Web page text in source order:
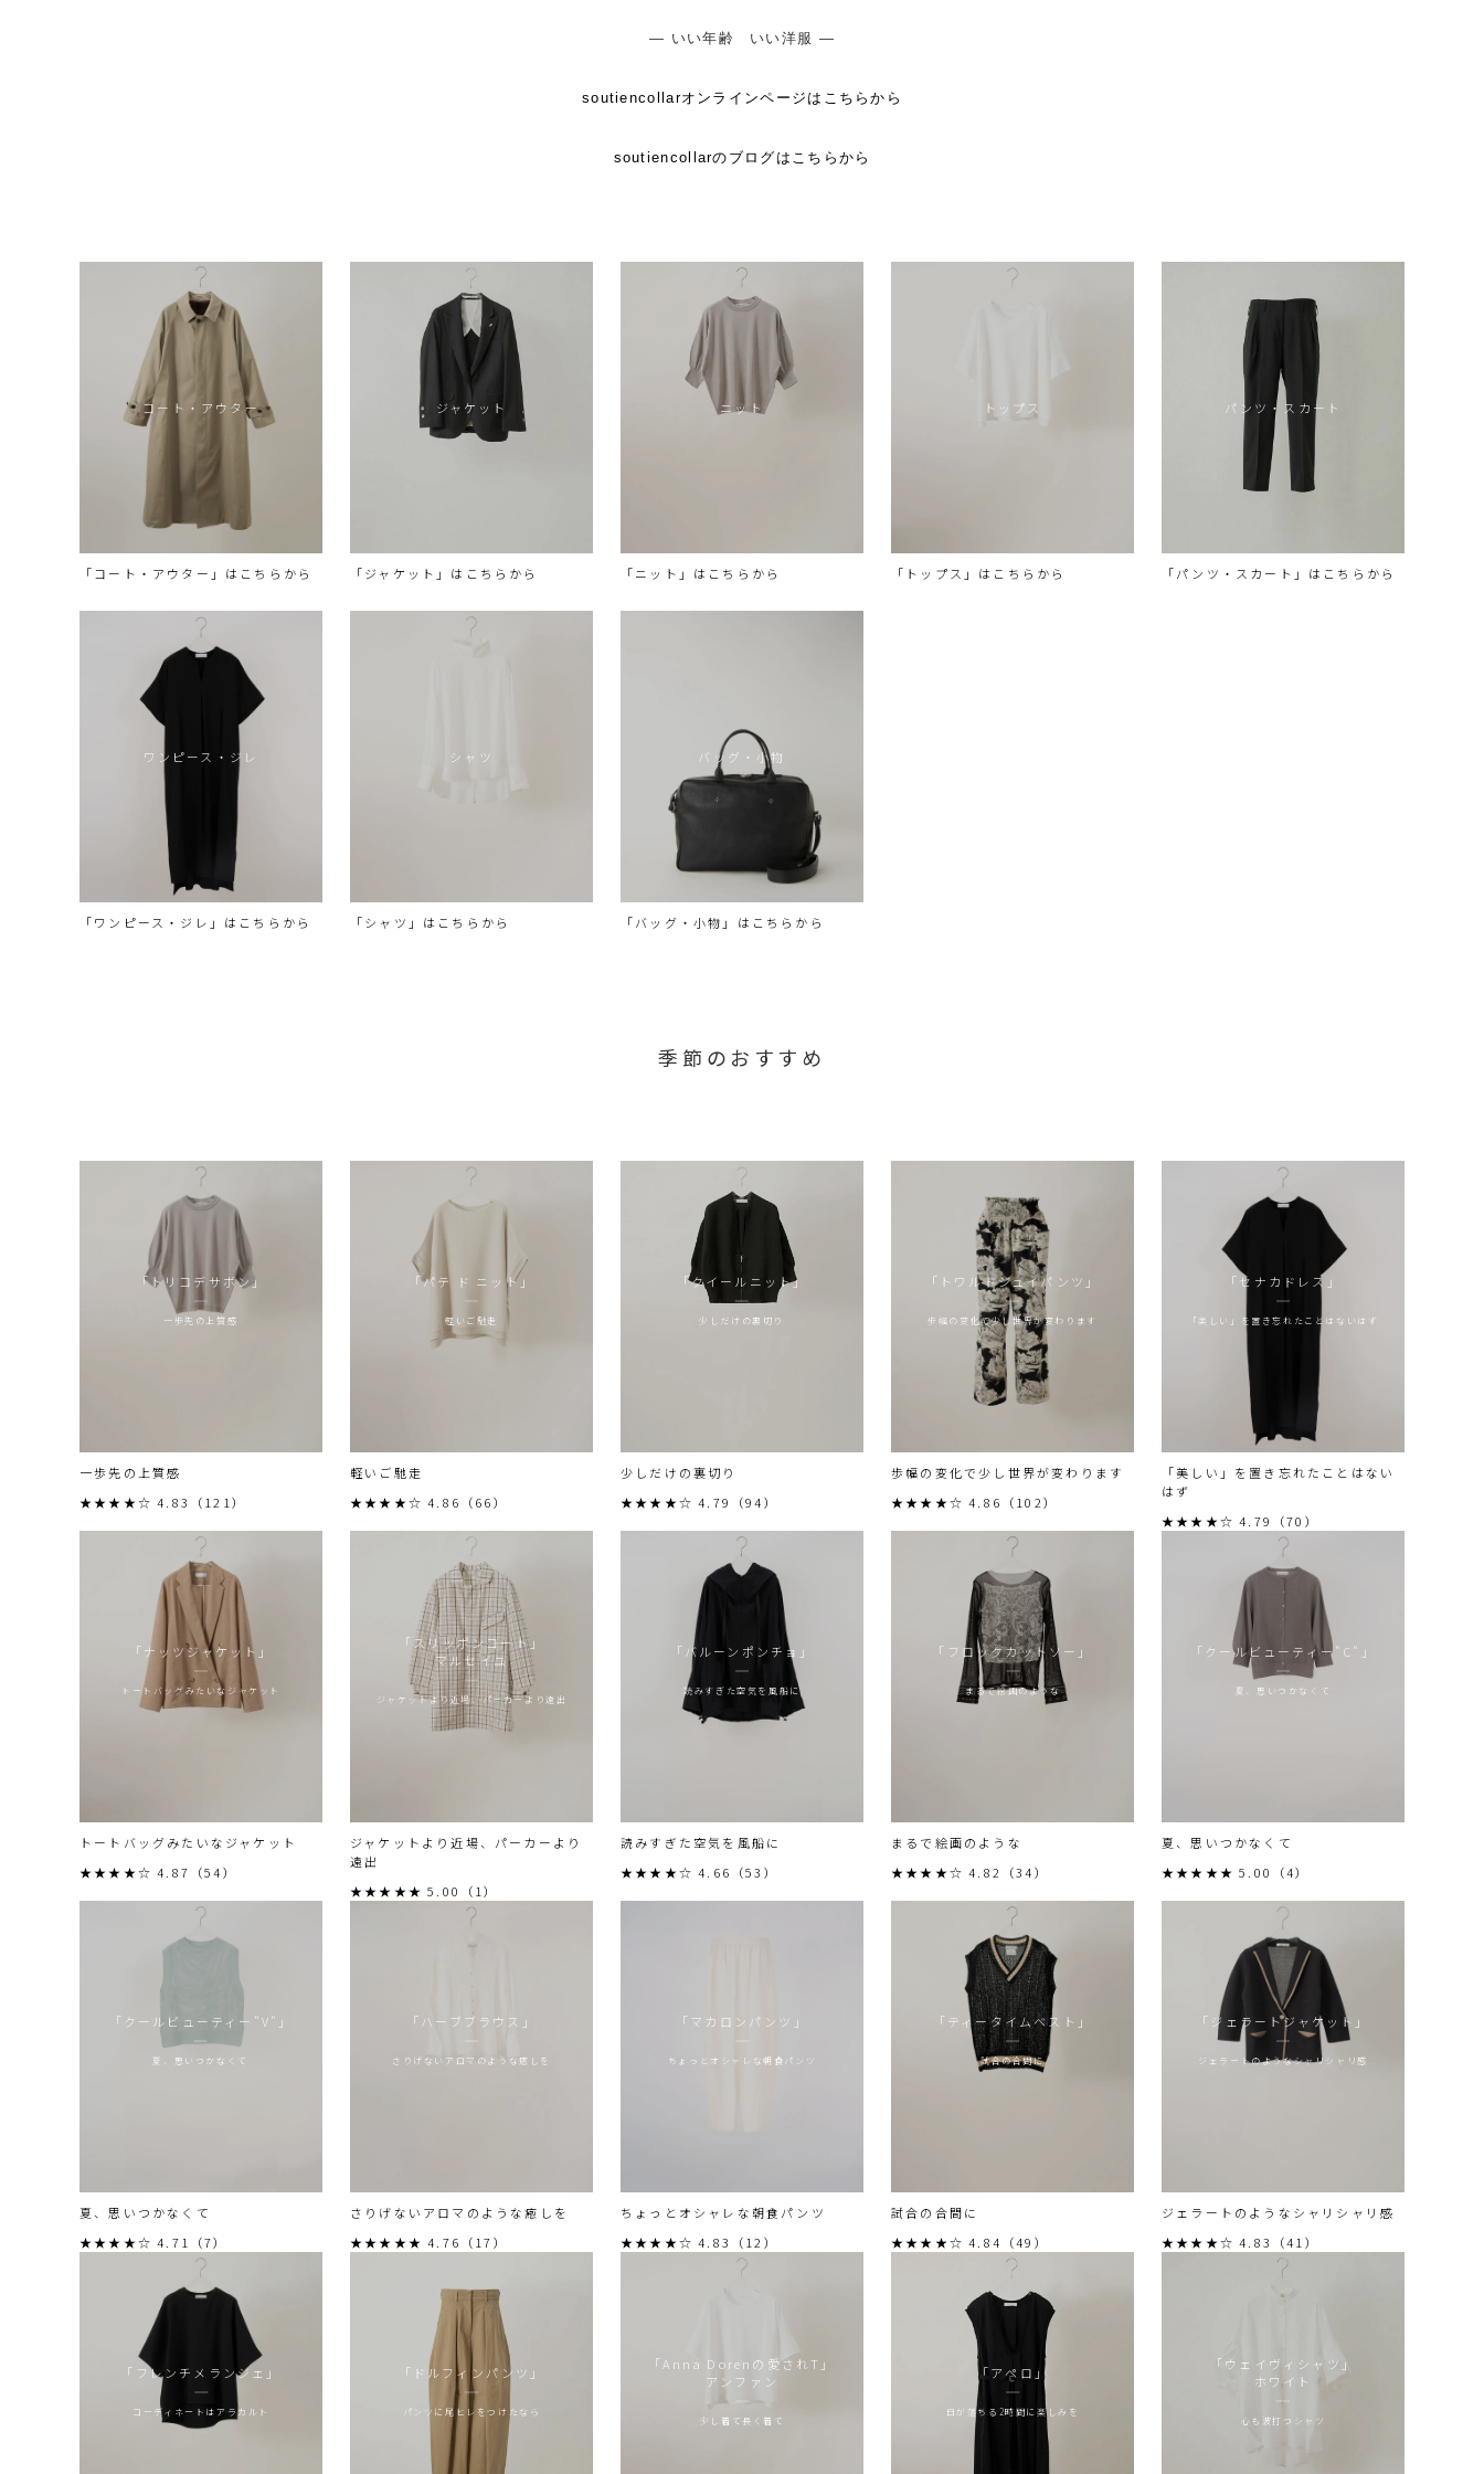
― いい年齢 いい洋服 ―
soutiencollarオンラインページはこちらから
soutiencollarのブログはこちらから
コート・アウター
「コート・アウター」はこちらから
ジャケット
「ジャケット」はこちらから
ニット
「ニット」はこちらから
トップス
「トップス」はこちらから
パンツ・スカート
「パンツ・スカート」はこちらから
ワンピース・ジレ
「ワンピース・ジレ」はこちらから
シャツ
「シャツ」はこちらから
バッグ・小物
「バッグ・小物」はこちらから
季節のおすすめ
「トリコデサボン」
一歩先の上質感
一歩先の上質感
★★★★☆ 4.83（121）
「パテ ド ニット」
軽いご馳走
軽いご馳走
★★★★☆ 4.86（66）
「クイールニット」
少しだけの裏切り
少しだけの裏切り
★★★★☆ 4.79（94）
「トワルドジュイパンツ」
歩幅の変化で少し世界が変わります
歩幅の変化で少し世界が変わります
★★★★☆ 4.86（102）
「セナカドレス」
「美しい」を置き忘れたことはないはず
「美しい」を置き忘れたことはない
はず
★★★★☆ 4.79（70）
「ナッツジャケット」
トートバッグみたいなジャケット
トートバッグみたいなジャケット
★★★★☆ 4.87（54）
「スリッポンコート」
マルセイユ
ジャケットより近場、パーカーより遠出
ジャケットより近場、パーカーより
遠出
★★★★★ 5.00（1）
「バルーンポンチョ」
読みすぎた空気を風船に
読みすぎた空気を風船に
★★★★☆ 4.66（53）
「フロックカットソー」
まるで絵画のような
まるで絵画のような
★★★★☆ 4.82（34）
「クールビューティー"C"」
夏、思いつかなくて
夏、思いつかなくて
★★★★★ 5.00（4）
「クールビューティー"V"」
夏、思いつかなくて
夏、思いつかなくて
★★★★☆ 4.71（7）
「ハーブブラウス」
さりげないアロマのような癒しを
さりげないアロマのような癒しを
★★★★★ 4.76（17）
「マカロンパンツ」
ちょっとオシャレな朝食パンツ
ちょっとオシャレな朝食パンツ
★★★★☆ 4.83（12）
「ティータイムベスト」
試合の合間に
試合の合間に
★★★★☆ 4.84（49）
「ジェラートジャケット」
ジェラートのようなシャリシャリ感
ジェラートのようなシャリシャリ感
★★★★☆ 4.83（41）
「フレンチメランジェ」
コーディネートはアラカルト
「ドルフィンパンツ」
パンツに尾ヒレをつけたなら
「Anna Dorenの愛されT」
アンファン
少し着て長く着て
「アペロ」
日が落ちる2時間に楽しみを
「ウェイヴィシャツ」
ホワイト
心も波打つシャツ